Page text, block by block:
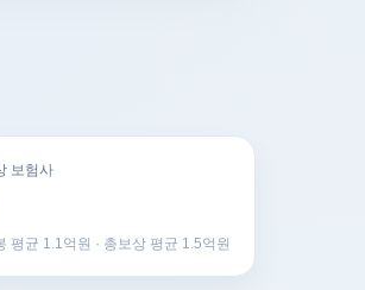
보험사
평균 1.1억원 · 총보상 평균 1.5억원